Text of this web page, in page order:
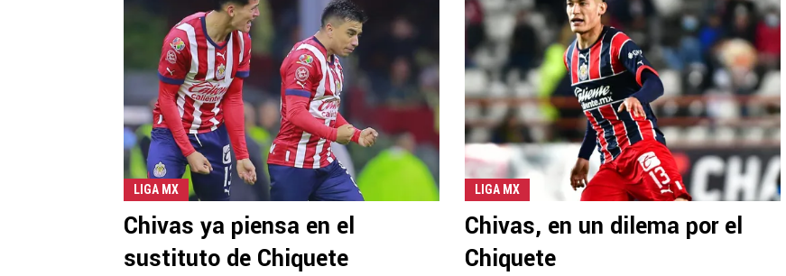
LIGA MX
Chivas ya piensa en el
sustituto de Chiquete
LIGA MX
Chivas, en un dilema por el
Chiquete